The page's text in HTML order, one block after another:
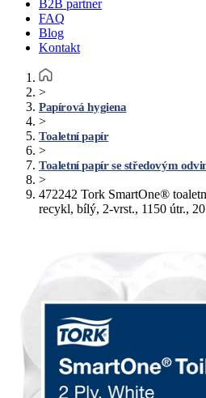
B2B partner
FAQ
Blog
Kontakt
>
Papírová hygiena
>
Toaletní papír
>
Toaletní papír se středovým
>
472242 Tork SmartOne®
recykl, bílý, 2-vrst., 1150 útr.,